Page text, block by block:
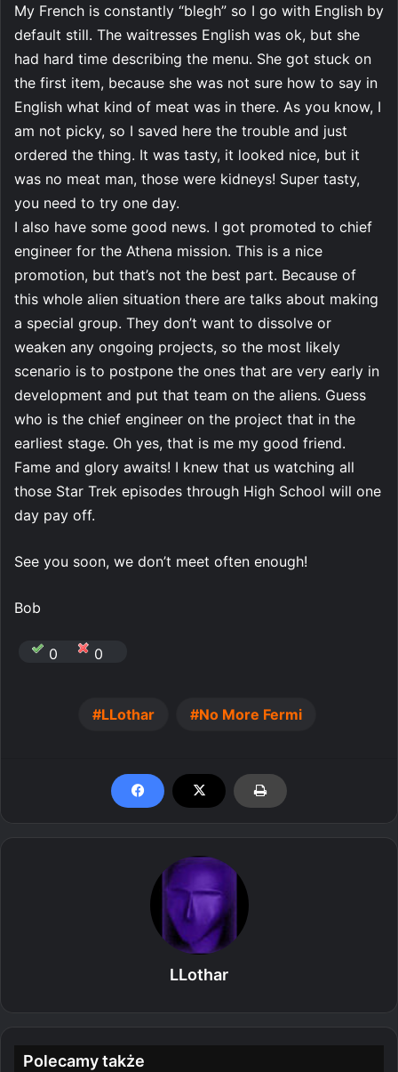
My French is constantly “blegh” so I go with English by
default still. The waitresses English was ok, but she
had hard time describing the menu. She got stuck on
the first item, because she was not sure how to say in
English what kind of meat was in there. As you know, I
am not picky, so I saved here the trouble and just
ordered the thing. It was tasty, it looked nice, but it
was no meat man, those were kidneys! Super tasty,
you need to try one day.
I also have some good news. I got promoted to chief
engineer for the Athena mission. This is a nice
promotion, but that’s not the best part. Because of
this whole alien situation there are talks about making
a special group. They don’t want to dissolve or
weaken any ongoing projects, so the most likely
scenario is to postpone the ones that are very early in
development and put that team on the aliens. Guess
who is the chief engineer on the project that in the
earliest stage. Oh yes, that is me my good friend.
Fame and glory awaits! I knew that us watching all
those Star Trek episodes through High School will one
day pay off.
See you soon, we don’t meet often enough!
Bob
0 0
LLothar No More Fermi
LLothar
Polecamy także